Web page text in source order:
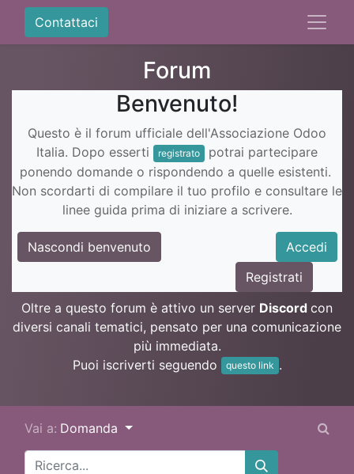
Contattaci
Forum
Benvenuto!
Questo è il forum ufficiale dell'Associazione Odoo
Italia. Dopo esserti
registrato
potrai partecipare
ponendo domande o rispondendo a quelle esistenti.
Non scordarti di compilare il tuo profilo e consultare le
linee guida prima di iniziare a scrivere.
Nascondi benvenuto
Accedi
Registrati
Oltre a questo forum è attivo un server Discord con
diversi canali tematici, pensato per una comunicazione
più immediata.
Puoi iscriverti seguendo
questo link .
Vai a: Domanda